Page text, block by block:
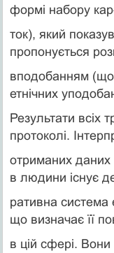
формі набору
ток), який
пропонується
вподобанням
етнічних
Результати всіх
протоколі.
отриманих даних
в людини існує
ративна система
що визначає її
в цій сфері. Вони